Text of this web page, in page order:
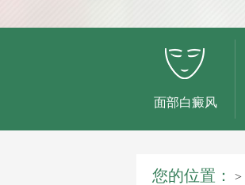
面部白癜风
您的位置： >